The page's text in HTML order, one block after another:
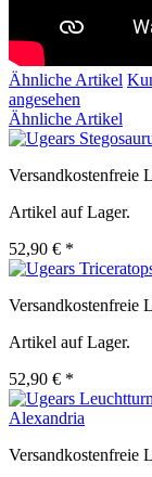
Ähnliche Artikel
angesehen
Ähnliche Artikel
Versandkostenfreie
Artikel auf Lager.
52,90 € *
Versandkostenfreie
Artikel auf Lager.
52,90 € *
Alexandria
Versandkostenfreie